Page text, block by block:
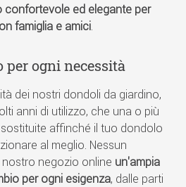
confortevole ed elegante per
famiglia e amici
per ogni necessità
dei nostri dondoli da giardino,
anni di utilizzo, che una o più
affinché il tuo dondolo
al meglio. Nessun
negozio online un'ampia
per ogni esigenza, dalle parti